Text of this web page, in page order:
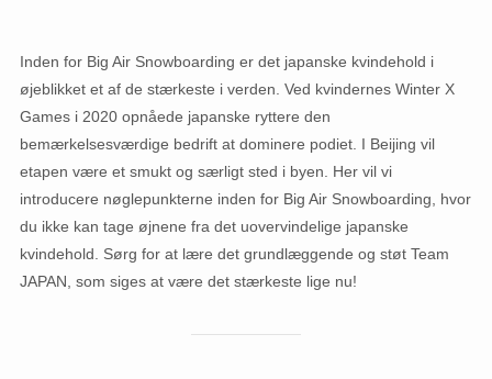
Inden for Big Air Snowboarding er det japanske kvindehold i
øjeblikket et af de stærkeste i verden. Ved kvindernes Winter X
Games i 2020 opnåede japanske ryttere den
bemærkelsesværdige bedrift at dominere podiet. I Beijing vil
etapen være et smukt og særligt sted i byen. Her vil vi
introducere nøglepunkterne inden for Big Air Snowboarding, hvor
du ikke kan tage øjnene fra det uovervindelige japanske
kvindehold. Sørg for at lære det grundlæggende og støt Team
JAPAN, som siges at være det stærkeste lige nu!